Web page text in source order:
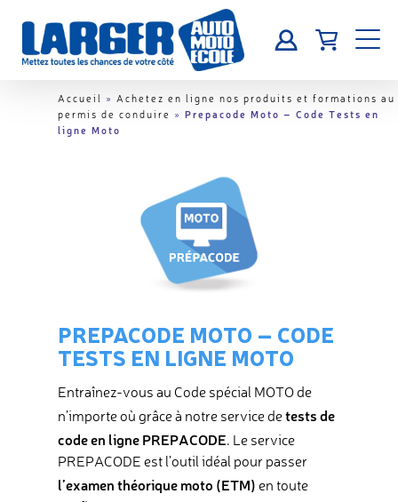
Accueil » Achetez en ligne nos produits et formations au
permis de conduire
» Prepacode Moto – Code Tests en
ligne Moto
PREPACODE MOTO – CODE
TESTS EN LIGNE MOTO
Entraînez-vous au Code spécial MOTO de
n’importe où grâce à notre service detests de
code en ligne PREPACODE. Le service
PREPACODE est l’outil idéal pour passer
l’examen théorique moto (ETM) en toute